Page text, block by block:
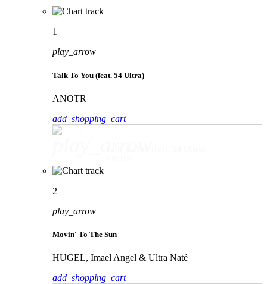
1
play_arrow
Talk To You (feat. 54 Ultra)
ANOTR
add_shopping_cart
2
play_arrow
Movin' To The Sun
HUGEL, Imael Angel & Ultra Naté
add_shopping_cart